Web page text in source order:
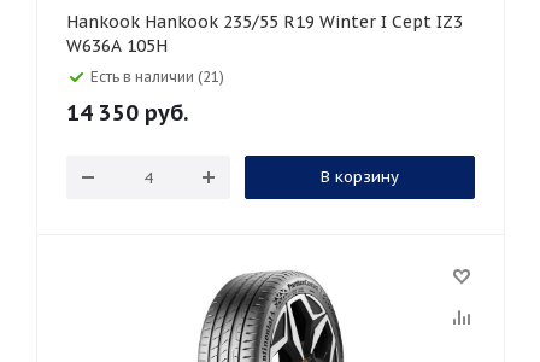
Hankook Hankook 235/55 R19 Winter I Cept IZ3
W636A 105H
Есть в наличии (21)
14 350 руб.
В корзину